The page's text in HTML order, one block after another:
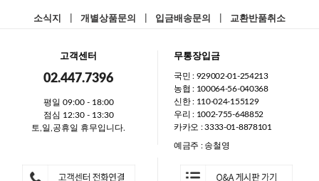
소식지 개별상품문의 입금배송문의 교환반품취소
고객센터
02.447.7396
평일 09:00 - 18:00
점심 12:30 - 13:30
토,일,공휴일 휴무입니다.
무통장입금
국민 : 929002-01-254213
농협 : 100064-56-040368
신한 : 110-024-155129
우리 : 1002-755-648852
카카오 : 3333-01-8878101
예금주 : 송철영